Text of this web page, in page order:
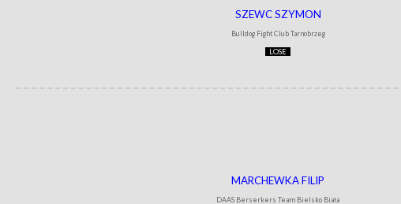
SZEWC SZYMON
Bulldog Fight Club Tarnobrzeg
LOSE
MARCHEWKA FILIP
DAAS Berserkers Team Bielsko Biała